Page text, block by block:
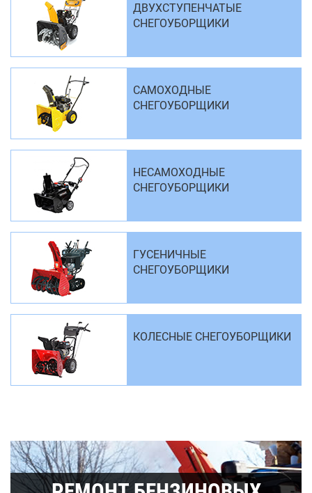
ДВУХСТУПЕНЧАТЫЕ
СНЕГОУБОРЩИКИ
САМОХОДНЫЕ
СНЕГОУБОРЩИКИ
НЕСАМОХОДНЫЕ
СНЕГОУБОРЩИКИ
ГУСЕНИЧНЫЕ
СНЕГОУБОРЩИКИ
КОЛЕСНЫЕ СНЕГОУБОРЩИКИ